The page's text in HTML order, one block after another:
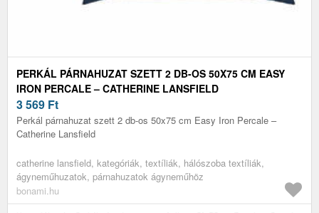
PERKÁL PÁRNAHUZAT SZETT 2 DB-OS 50X75 CM EASY
IRON PERCALE – CATHERINE LANSFIELD
3 569 Ft
Perkál párnahuzat szett 2 db-os 50x75 cm Easy Iron Percale –
Catherine Lansfield
catherine lansfield, kategóriák, textíliák, hálószoba textíliák,
ágyneműhuzatok, párnahuzatok ágyneműhöz
bonami.hu